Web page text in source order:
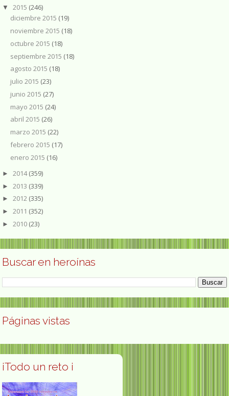
▼ 2015 (246)
diciembre 2015 (19)
noviembre 2015 (18)
octubre 2015 (18)
septiembre 2015 (18)
agosto 2015 (18)
julio 2015 (23)
junio 2015 (27)
mayo 2015 (24)
abril 2015 (26)
marzo 2015 (22)
febrero 2015 (17)
enero 2015 (16)
► 2014(359)
► 2013 (339)
► 2012 (335)
► 2011 (352)
► 2010 (23)
Buscar en heroínas
Páginas vistas
¡Todo un reto ¡